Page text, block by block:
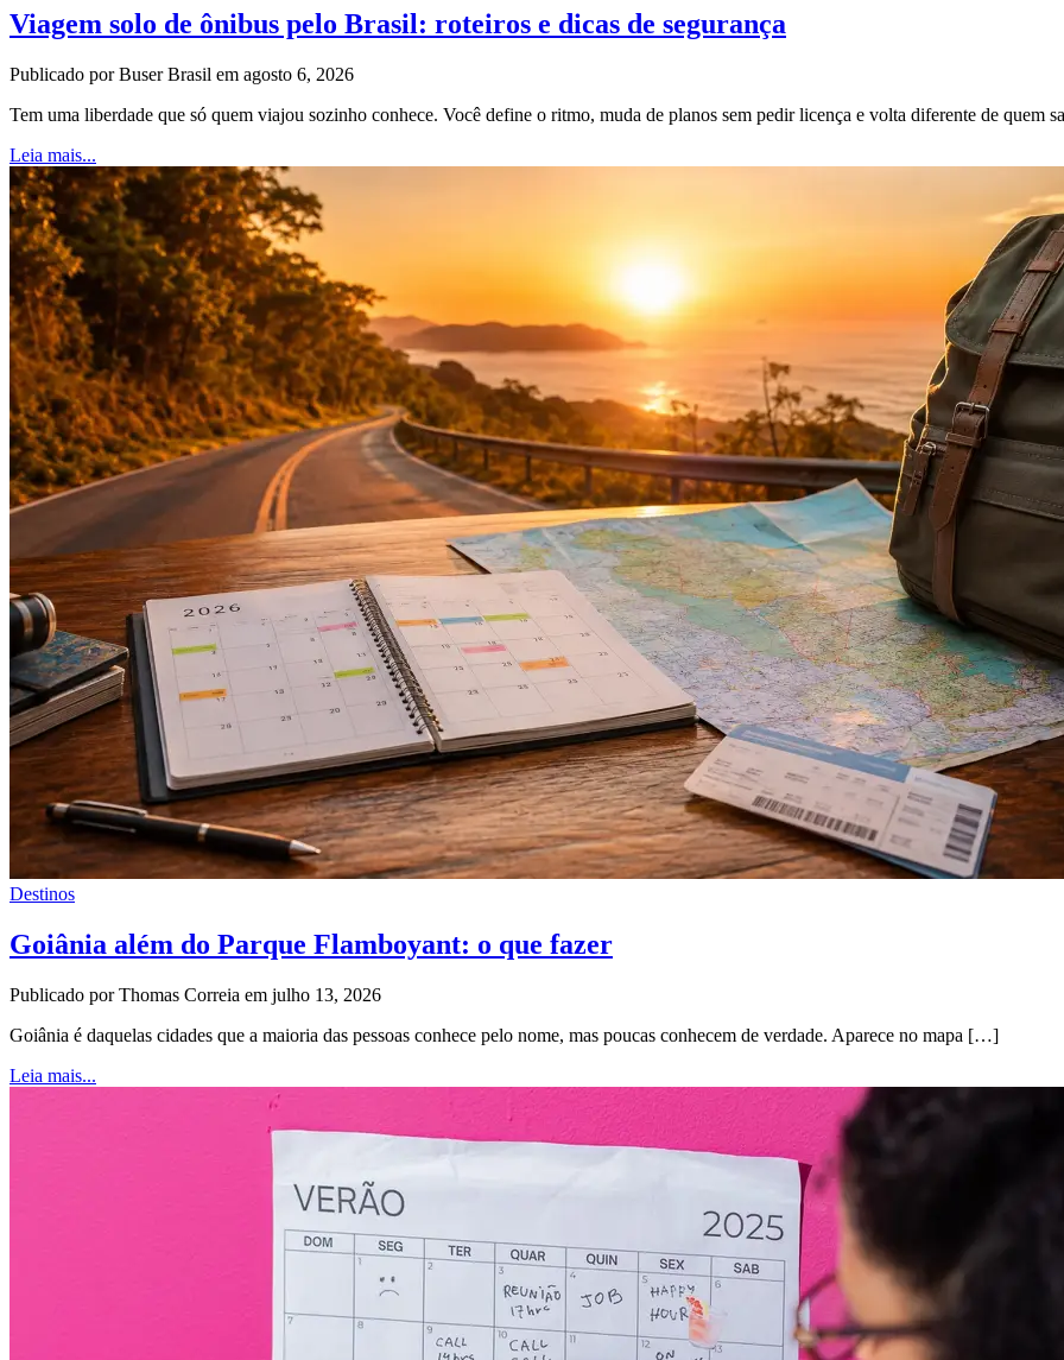
Viagem solo de ônibus pelo Brasil: roteiros e dicas de segurança
Publicado por Buser Brasil em agosto 6, 2026
Tem uma liberdade que só quem viajou sozinho conhece. Você define o ritmo, muda de planos sem pedir licença e volta diferente de quem
Leia mais...
Destinos
Goiânia além do Parque Flamboyant: o que fazer
Publicado por Thomas Correia em julho 13, 2026
Goiânia é daquelas cidades que a maioria das pessoas conhece pelo nome, mas poucas conhecem de verdade. Aparece no mapa […]
Leia mais...